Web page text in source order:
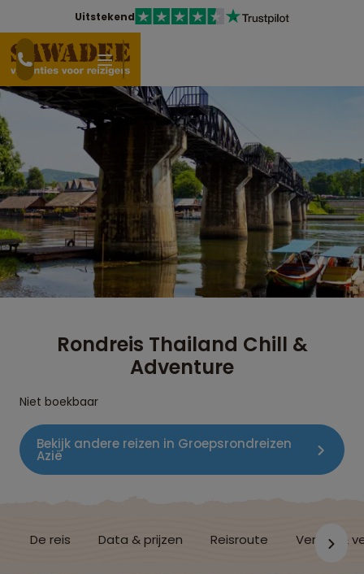
Uitstekend
Rondreis Thailand Chill &
Adventure
Niet boekbaar
Bekijk andere reizen in Groepsrondreizen
Azië
De reis Data & prijzen Reisroute Verblijf &